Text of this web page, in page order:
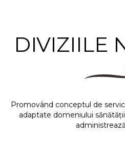
DIVIZIILE
Promovând conceptul de
adaptate domeniului s